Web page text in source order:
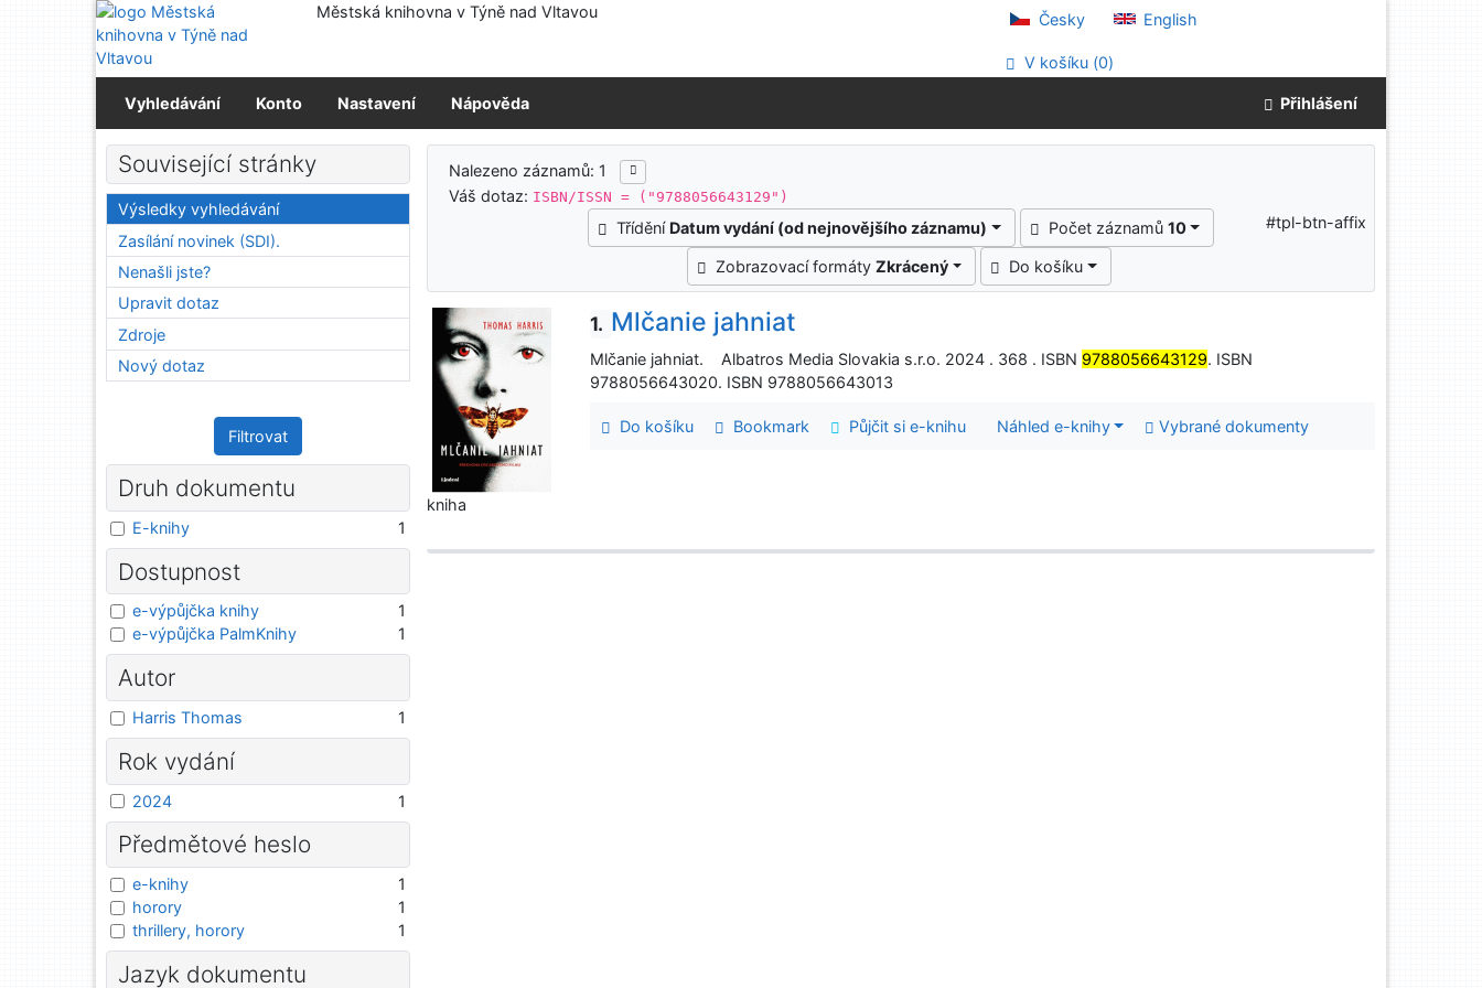
Přejít na obsah
Přejít na menu
Prohlášení o webové přístupnosti
Městská knihovna v Týně nad Vltavou Česky English
V košíku (0)
Vyhledávání Konto Nastavení Nápověda Přihlášení
Výsledky vyhledávání
Nalezeno záznamů: 1
Váš dotaz: ISBN/ISSN = ("9788056643129")
Třídění Datum vydání (od nejnovějšího záznamu) Počet záznamů 10
Zobrazovací formáty Zkrácený Do košíku
#tpl-btn-affix
1. Mlčanie jahniat
Mlčanie jahniat. Albatros Media Slovakia s.r.o. 2024 . 368 . ISBN 9788056643129. ISBN
9788056643020. ISBN 9788056643013
Do košíku Bookmark Půjčit si e-knihu Náhled e-knihy Vybrané dokumenty
kniha
Související stránky
Výsledky vyhledávání
Zasílání novinek (SDI).
Nenašli jste?
Upravit dotaz
Zdroje
Nový dotaz
Filtrovat
Druh dokumentu
E-knihy 1
Dostupnost
e-výpůjčka knihy
1
e-výpůjčka PalmKnihy
1
Autor
Harris Thomas 1
Rok vydání
2024 1
Předmětové heslo
e-knihy
1
horory
1
thrillery, horory
1
Jazyk dokumentu